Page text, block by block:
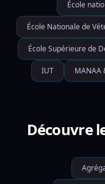
École
École Nationale de
École Supérieure de
IUT MANAA
Découvre